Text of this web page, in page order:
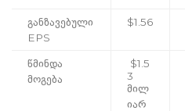
განზავებული
EPS
$1.56
წმინდა
მოგება
$1.5
3
მილ
იარ